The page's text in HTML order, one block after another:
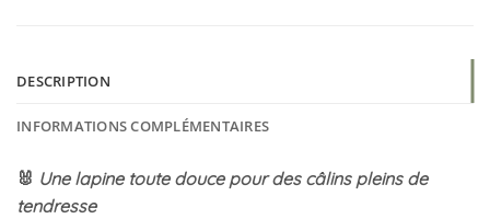
DESCRIPTION
INFORMATIONS COMPLÉMENTAIRES
🐰 Une lapine toute douce pour des câlins pleins de
tendresse